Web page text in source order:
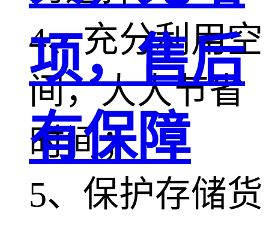
4、充分利用空
间，大大节省
时间；
5、保护存储货
项，售后
有保障